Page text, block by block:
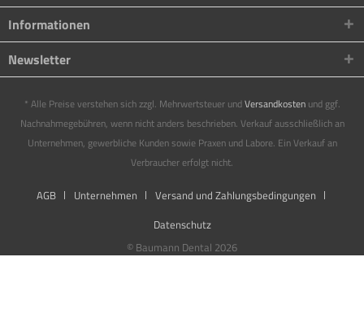
Informationen
Newsletter
* Alle Preise verstehen sich zzgl. Mehrwertsteuer undVersandkostenund ggf.
Nachnahmegebühren, wenn nicht anders beschrieben. Verkauf ausschließlich an
Unternehmen, gewerbliche Kunden sowie Praxen und Labore. Ein Verkauf an
Verbraucher erfolgt nicht.
AGB Unternehmen
Versand und Zahlungsbedingungen
Datenschutz
© Baumann Dental 2026